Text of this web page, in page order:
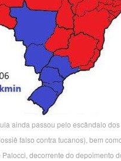
ainda passou pelo escândalo dos
falso contra tucanos), bem
decorrente do depoimento